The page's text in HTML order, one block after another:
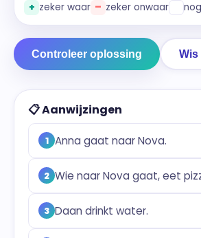
+ zeker waar – zeker onwaar
Controleer oplossing Wis
📋 Aanwijzingen
1 Anna gaat naar Nova.
2 Wie naar Nova gaat, eet
3 Daan drinkt water.